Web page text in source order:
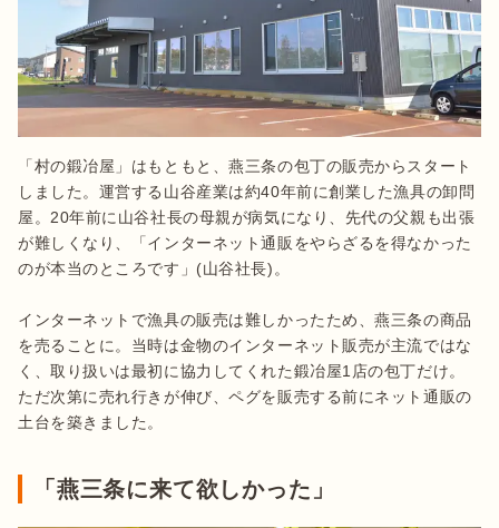
「村の鍛冶屋」はもともと、燕三条の包丁の販売からスタート
しました。運営する山谷産業は約40年前に創業した漁具の卸問
屋。20年前に山谷社長の母親が病気になり、先代の父親も出張
が難しくなり、「インターネット通販をやらざるを得なかった
のが本当のところです」(山谷社長)。
インターネットで漁具の販売は難しかったため、燕三条の商品
を売ることに。当時は金物のインターネット販売が主流ではな
く、取り扱いは最初に協力してくれた鍛冶屋1店の包丁だけ。
ただ次第に売れ行きが伸び、ペグを販売する前にネット通販の
土台を築きました。
「燕三条に来て欲しかった」